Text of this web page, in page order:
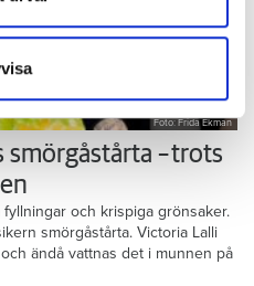
eller som de har
tjänster.
Foto: Frida Ekman
smörgåstårta – trots
och krispiga grönsaker.
smörgåstårta. Victoria Lalli
ändå vattnas det i munnen på